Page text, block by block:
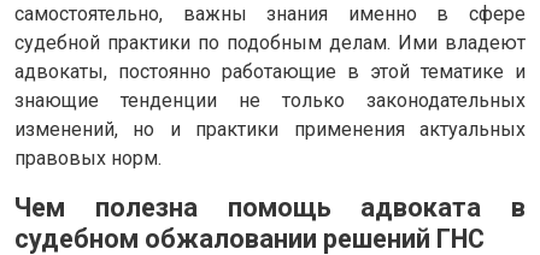
самостоятельно, важны знания именно в сфере
судебной практики по подобным делам. Ими владеют
адвокаты, постоянно работающие в этой тематике и
знающие тенденции не только законодательных
изменений, но и практики применения актуальных
правовых норм.
Чем полезна помощь адвоката в
судебном обжаловании решений ГНС